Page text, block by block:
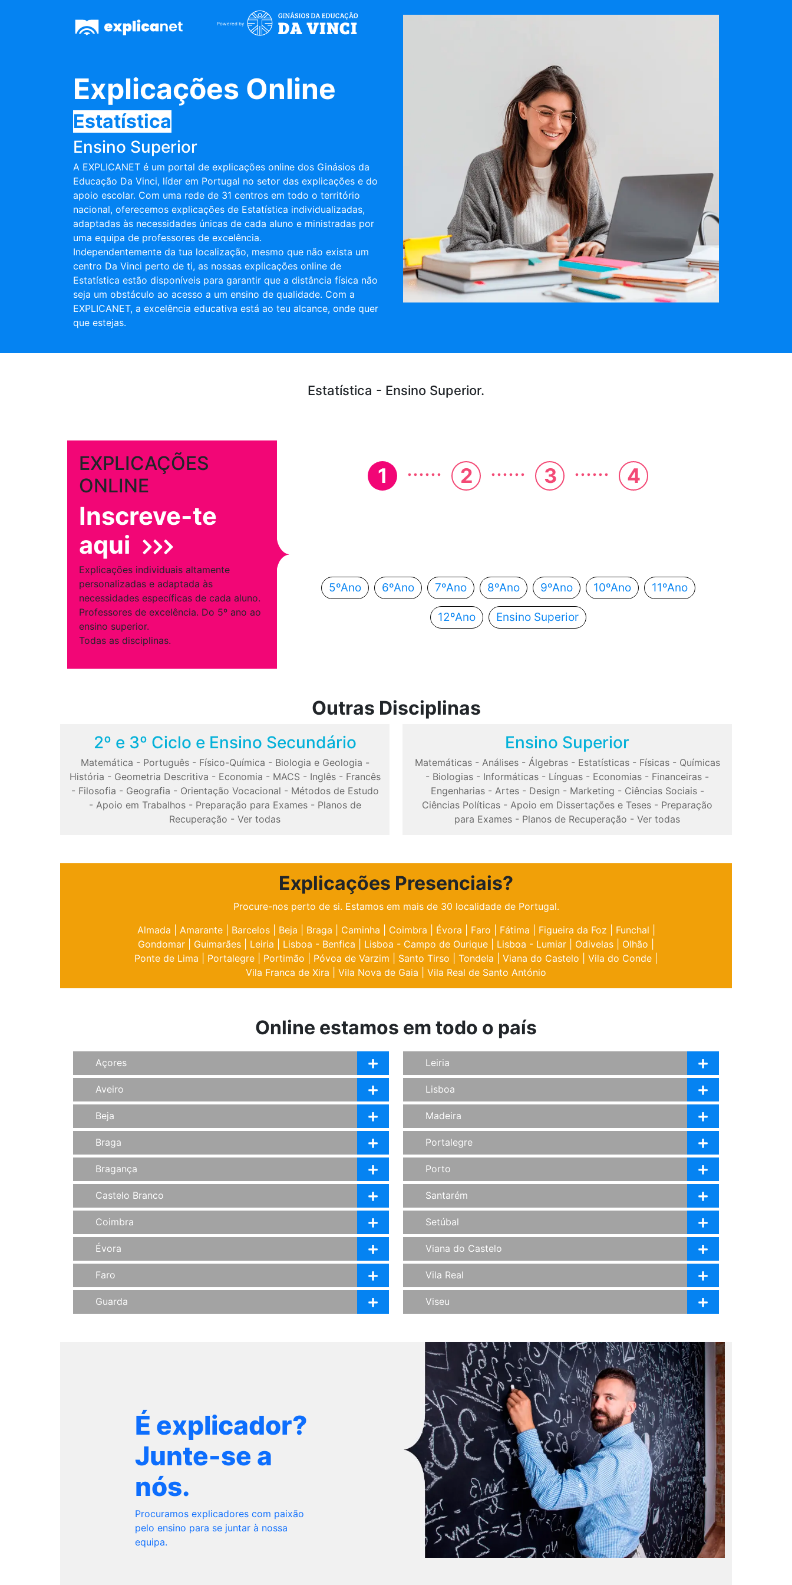
Powered by
Explicações Online
Estatística
Ensino Superior
A EXPLICANET é um portal de explicações online dos Ginásios da
Educação Da Vinci, líder em Portugal no setor das explicações e do
apoio escolar. Com uma rede de 31 centros em todo o território
nacional, oferecemos explicações de Estatística individualizadas,
adaptadas às necessidades únicas de cada aluno e ministradas por
uma equipa de professores de excelência.
Independentemente da tua localização, mesmo que não exista um
centro Da Vinci perto de ti, as nossas explicações online de
Estatística estão disponíveis para garantir que a distância física não
seja um obstáculo ao acesso a um ensino de qualidade. Com a
EXPLICANET, a excelência educativa está ao teu alcance, onde quer
que estejas.
Estatística - Ensino Superior.
EXPLICAÇÕES
ONLINE
Inscreve-te
aqui
Explicações individuais altamente
personalizadas e adaptada às
necessidades específicas de cada aluno.
Professores de excelência. Do 5º ano ao
ensino superior.
Todas as disciplinas.
1 ...... 2 ...... 3 ...... 4
5ºAno 6ºAno 7ºAno 8ºAno 9ºAno 10ºAno 11ºAno
12ºAno Ensino Superior
Outras Disciplinas
2º e 3º Ciclo e Ensino Secundário
Matemática - Português- Físico-Química - Biologia e Geologia -
História - Geometria Descritiva - Economia - MACS- Inglês- Francês
- Filosofia - Geografia - Orientação Vocacional - Métodos de Estudo
- Apoio em Trabalhos- Preparação para Exames- Planos de
Recuperação - Ver todas
Ensino Superior
Matemáticas- Análises- Álgebras- Estatísticas- Físicas- Químicas
- Biologias - Informáticas - Línguas - Economias - Financeiras -
Engenharias- Artes- Design - Marketing - Ciências Sociais-
Ciências Políticas - Apoio em Dissertações e Teses - Preparação
para Exames - Planos de Recuperação - Ver todas
Explicações Presenciais?
Procure-nos perto de si. Estamos em mais de 30 localidade de Portugal.
Almada
Amarante Barcelos Beja Braga Caminha Coimbra Évora Faro Fátima Figueira da Foz Funchal
Gondomar
Guimarães Leiria Lisboa - Benfica Lisboa - Campo de Ourique Lisboa - Lumiar Odivelas Olhão
Ponte de Lima
Portalegre Portimão Póvoa de Varzim Santo Tirso Tondela Viana do Castelo Vila do Conde
Vila Franca de Xira
Vila Nova de Gaia Vila Real de Santo António
Online estamos em todo o país
Açores
Aveiro
Beja
Braga
Bragança
Castelo Branco
Coimbra
Évora
Faro
Guarda
Leiria
Lisboa
Madeira
Portalegre
Porto
Santarém
Setúbal
Viana do Castelo
Vila Real
Viseu
É explicador?
Junte-se a
nós.
Procuramos explicadores com paixão
pelo ensino para se juntar à nossa
equipa.